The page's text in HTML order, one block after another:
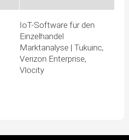
IoT-Software für den
Einzelhandel
Marktanalyse | Tukuinc,
Verizon Enterprise,
Vlocity